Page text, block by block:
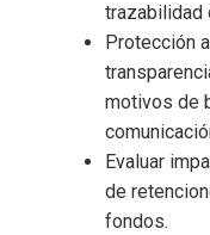
trazabilidad
Protección
motivos de
Evaluar
de
fondos.